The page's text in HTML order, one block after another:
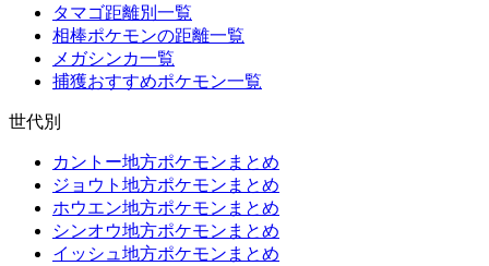
タマゴ距離別一覧
相棒ポケモンの距離一覧
メガシンカ一覧
捕獲おすすめポケモン一覧
世代別
カントー地方ポケモンまとめ
ジョウト地方ポケモンまとめ
ホウエン地方ポケモンまとめ
シンオウ地方ポケモンまとめ
イッシュ地方ポケモンまとめ